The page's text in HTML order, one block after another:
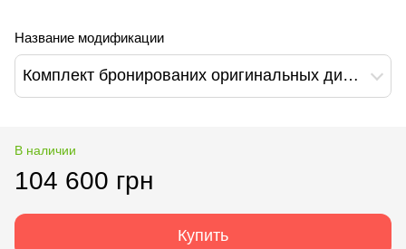
Название модификации
Комплект бронированих оригинальных дисков BMW 7 F03 (High Security) VR7 VR9 PAX (6759755)
В наличии
104 600 грн
Купить